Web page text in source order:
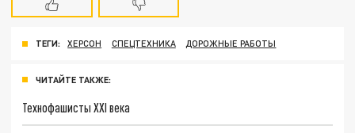
ТЕГИ: ХЕРСОН СПЕЦТЕХНИКА ДОРОЖНЫЕ РАБОТЫ
ЧИТАЙТЕ ТАКЖЕ:
Технофашисты XXI века